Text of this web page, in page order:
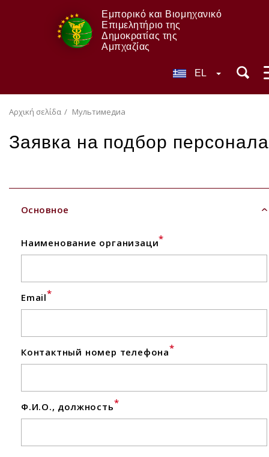
Εμπορικό και Βιομηχανικό
Επιμελητήριο της
Δημοκρατίας της
Αμπχαζίας
EL
Αρχική σελίδα Мультимедиа
Заявка на подбор персонала
Основное
Наименование организаци*
Email*
Контактный номер телефона*
Ф.И.О., должность*